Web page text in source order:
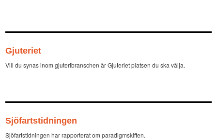
Gjuteriet
Vill du synas inom gjuteribranschen är Gjuteriet platsen du ska välja.
Sjöfartstidningen
Sjöfartstidningen har rapporterat om paradigmskiften.